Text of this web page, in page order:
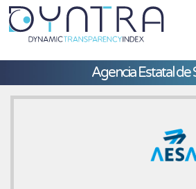
Agencia Estatal de